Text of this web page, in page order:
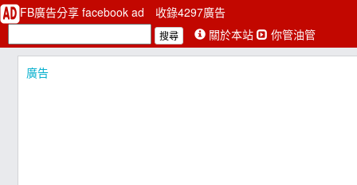
FB廣告分享 facebook ad
收錄4297廣告
關於本站
你管油管
廣告